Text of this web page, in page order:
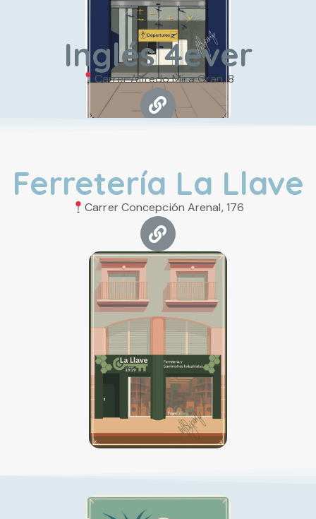
Inglés 4ever
Carrer Alfredo Mira Gran, 8
Ferretería La Llave
Carrer Concepción Arenal, 176